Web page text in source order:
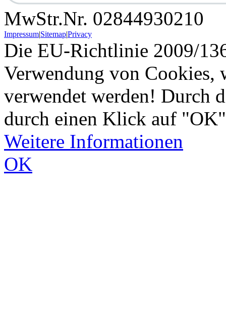
MwStr.Nr. 02844930210
Impressum|Sitemap|Privacy
Die EU-Richtlinie 2009/
Verwendung von Cookies,
verwendet werden! Durch
durch einen Klick auf
Weitere Informationen
OK